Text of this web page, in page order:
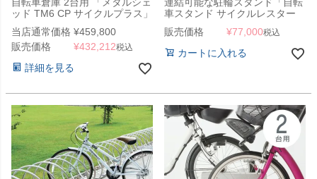
ッド TM6 CP サイクルプラス」
当店通常価格 ¥459,800
販売価格
¥432,212税込
詳細を見る
車スタンド サイクルレスター
D-NA SYタイプ」【1ユニット1
台】
販売価格 ¥77,000税込
カートに入れる